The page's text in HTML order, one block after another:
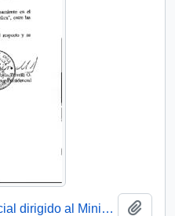
[Oficio del Asesor Presidencial dirigido al Ministro de Agricultura]